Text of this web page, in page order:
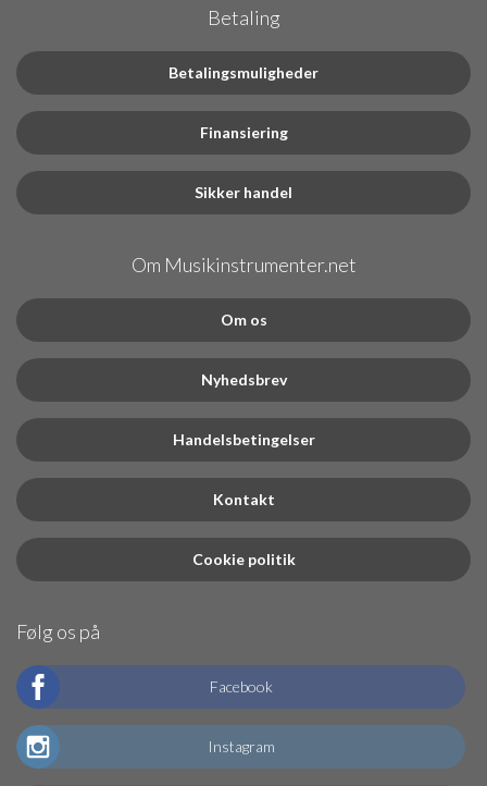
Betaling
Betalingsmuligheder
Finansiering
Sikker handel
Om Musikinstrumenter.net
Om os
Nyhedsbrev
Handelsbetingelser
Kontakt
Cookie politik
Følg os på
Facebook
Instagram